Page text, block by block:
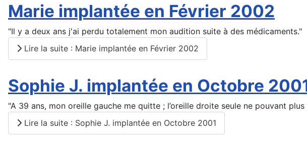
Marie implantée en Février 2002
"Il y a deux ans j'ai perdu totalement mon audition suite à des médicaments."
Lire la suite : Marie implantée en Février 2002
Sophie J. implantée en Octobre
"A 39 ans, mon oreille gauche me quitte ; l’oreille droite seule ne pouvant
Lire la suite : Sophie J. implantée en Octobre 2001